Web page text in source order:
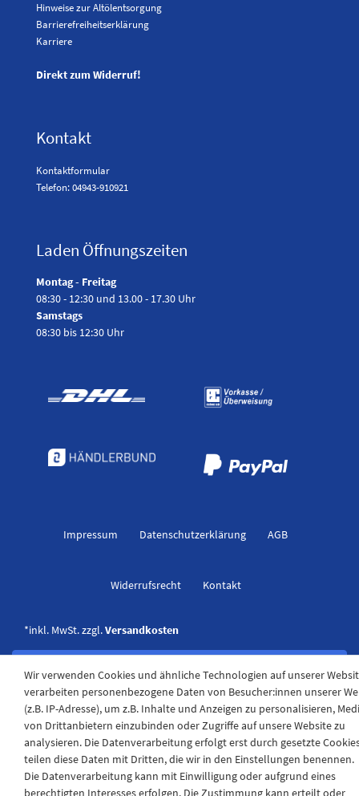
Hinweise zur Altölentsorgung
Barrierefreiheitserklärung
Karriere
Direkt zum Widerruf!
Kontakt
Kontaktformular
Telefon: 04943-910921
Laden Öffnungszeiten
Montag - Freitag
08:30 - 12:30 und 13.00 - 17.30 Uhr
Samstags
08:30 bis 12:30 Uhr
Impressum Daten­schutz­erklärung AGB
Widerrufs­recht Kontakt
*inkl. MwSt. zzgl.Versandkosten
Wir verwenden Cookies und ähnliche Technologien auf unserer
verarbeiten personenbezogene Daten von Besucher:innen unserer
(z.B. IP-Adresse), um z.B. Inhalte und Anzeigen zu personalisieren,
von Drittanbietern einzubinden oder Zugriffe auf unsere Website zu
analysieren. Die Datenverarbeitung erfolgt erst durch gesetzte
teilen diese Daten mit Dritten, die wir in den Einstellungen benennen.
Die Datenverarbeitung kann mit Einwilligung oder aufgrund eines
berechtigten Interesses erfolgen. Die Zustimmung kann erteilt oder